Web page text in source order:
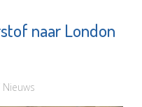
naar London
Nieuws